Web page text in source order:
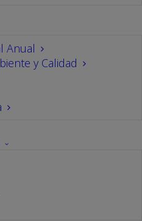
Anual
y Calidad
la electricidad
más de dos millones de